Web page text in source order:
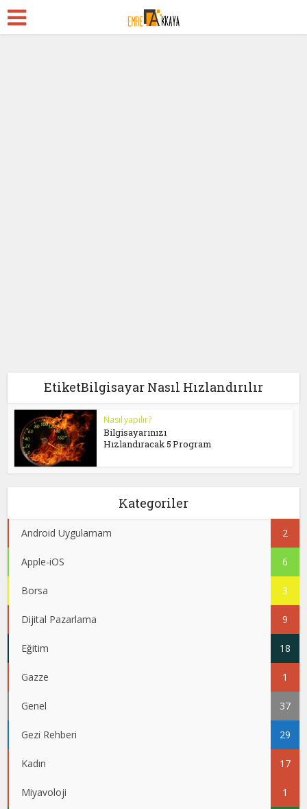
EtiketBilgisayar Nasıl Hızlandırılır
Nasıl yapılır?
Bilgisayarınızı
Hızlandıracak 5 Program
Kategoriler
Android Uygulamam 2
Apple-iOS 6
Borsa 3
Dijital Pazarlama 9
Eğitim 18
Gazze 1
Genel 37
Gezi Rehberi 29
Kadın 17
Miyavoloji 1